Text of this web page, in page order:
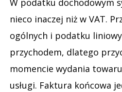
W podatku dochodowym
nieco inaczej niż w VAT.
ogólnych i podatku
przychodem, dlatego
momencie wydania
usługi. Faktura końcowa